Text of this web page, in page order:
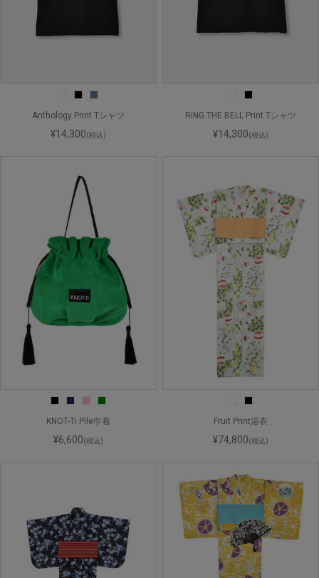
Anthology Print Tシャツ
¥14,300(税込)
RING THE BELL Print Tシャツ
¥14,300(税込)
KNOT-Ti Pile巾着
¥6,600(税込)
Fruit Print浴衣
¥74,800(税込)